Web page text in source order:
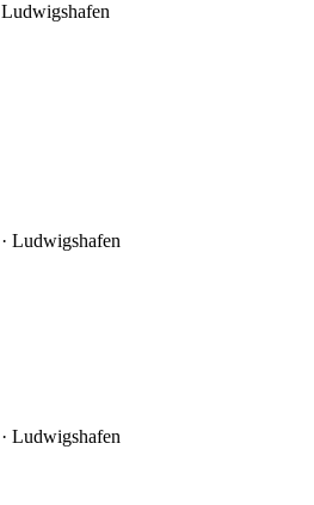
Ludwigshafen
· Ludwigshafen
· Ludwigshafen